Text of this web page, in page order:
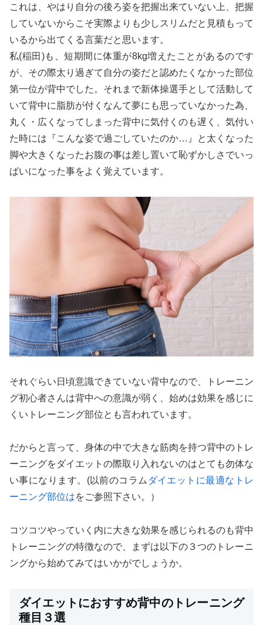
これは、やはり自分の後ろ姿を把握出来ていない上、把握
していないからこそ実際よりも少しスリムだと見積もって
いるから出てくる言葉だと思います。
私(稲田)も、短期間に体重が8kg増えたことがあるのです
が、その際太り過ぎて自分の姿だと認めたくなかった部位
第一位が背中でした。それまで新体操選手として活動して
いて背中に脂肪が付くなんて夢にも思っていなかった為、
丸く・広くなってしまった背中に気付くのも遅く、気付い
た時には『こんな姿で過ごしていたのか…』と太くなった
脚や大きくなったお腹の事は差し置いて恥ずかしさでいっ
ぱいになった事をよく覚えています。
それぐらい日頃意識できていない背中なので、トレーニン
グ初心者さんは背中への意識が弱く、始めは効果を感じに
くいトレーニング部位とも言われています。
だからと言って、身体の中で大きな筋肉を持つ背中のトレ
ーニングをダイエットの際取り入れないのはとても勿体な
い事になります。(以前のコラム ダイエットに最適なトレ
ーニング部位はをご参照下さい。）
コツコツやっていく内に大きな効果を感じられるのも背中
トレーニングの特徴なので、まずは以下の３つのトレーニ
ングから始めてみてはいかがでしょうか。
ダイエットにおすすめ背中のトレーニング
種目３選